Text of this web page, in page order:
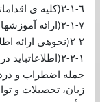
٦-١ -٢(كليه ی
٧-١ -٢(ارائه
٢-٢(نحوهی ارائه
١ -٢-٢(اطلاعاتبايد
جمله اضطراب و
زبان، تحصيلات و